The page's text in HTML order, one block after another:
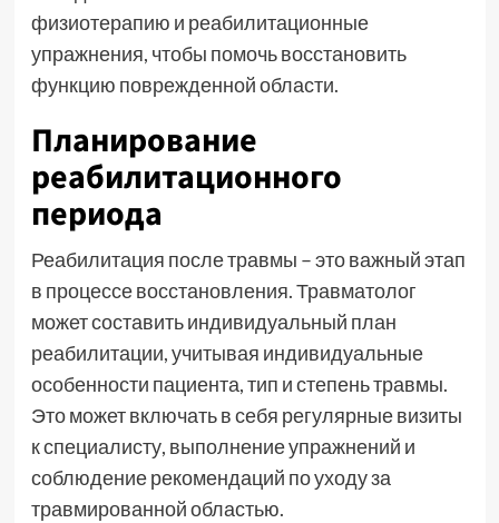
физиотерапию и реабилитационные
упражнения, чтобы помочь восстановить
функцию поврежденной области.
Планирование
реабилитационного
периода
Реабилитация после травмы – это важный этап
в процессе восстановления. Травматолог
может составить индивидуальный план
реабилитации, учитывая индивидуальные
особенности пациента, тип и степень травмы.
Это может включать в себя регулярные визиты
к специалисту, выполнение упражнений и
соблюдение рекомендаций по уходу за
травмированной областью.